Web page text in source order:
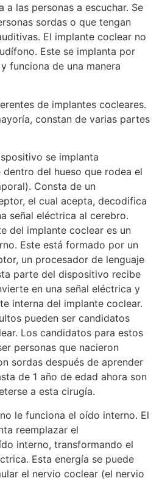
a las personas a escuchar. Se
sordas o que tengan
El implante coclear no
Este se implanta por
funciona de una manera
de implantes cocleares.
constan de varias partes
se implanta
del hueso que rodea el
Consta de un
el cual acepta, decodifica
señal eléctrica al cerebro.
del implante coclear es un
Este está formado por un
un procesador de lenguaje
parte del dispositivo recibe
en una señal eléctrica y
interna del implante coclear.
pueden ser candidatos
Los candidatos para estos
personas que nacieron
sordas después de aprender
de 1 año de edad ahora son
a esta cirugía.
le funciona el oído interno. El
reemplazar el
interno, transformando el
Esta energía se puede
el nervio coclear (el nervio